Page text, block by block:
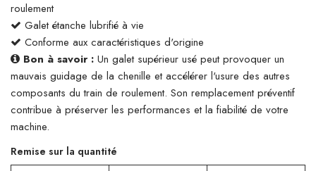
roulement
Galet étanche lubrifié à vie
Conforme aux caractéristiques d'origine
Bon à savoir : Un galet supérieur usé peut provoquer un
mauvais guidage de la chenille et accélérer l'usure des autres
composants du train de roulement. Son remplacement préventif
contribue à préserver les performances et la fiabilité de votre
machine.
Remise sur la quantité